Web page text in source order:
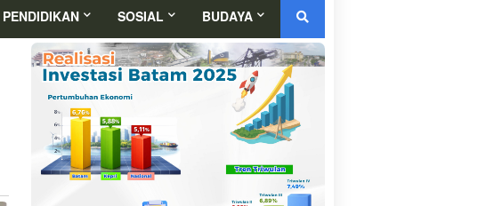
PENDIDIKAN SOSIAL BUDAYA